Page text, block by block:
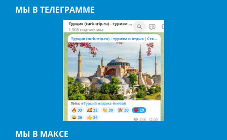
МЫ В ТЕЛЕГРАММЕ
МЫ В МАКСЕ